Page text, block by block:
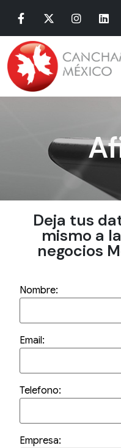
ACCESO
Deja tus
mismo a
negocios
Nombre:
Email:
Telefono:
Empresa: